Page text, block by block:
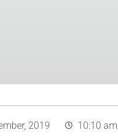
2019 10:10 am